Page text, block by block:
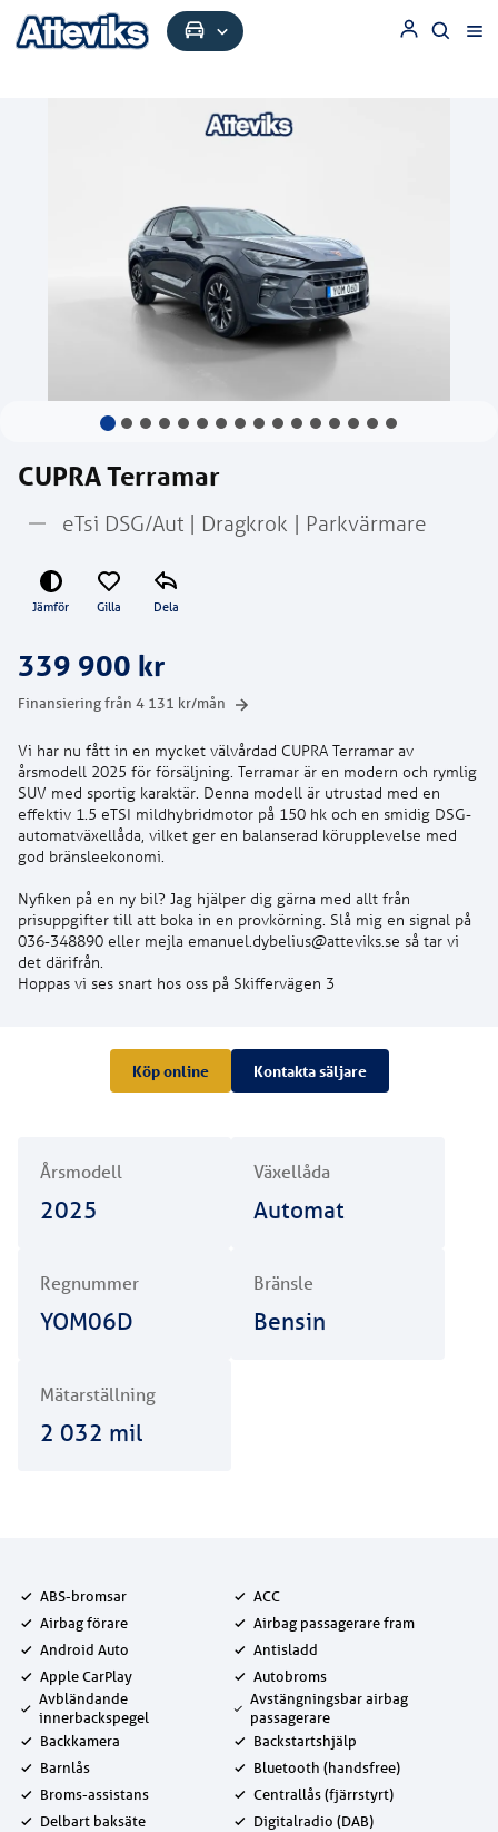
CUPRA Terramar
eTsi DSG/Aut | Dragkrok | Parkvärmare
Jämför Gilla Dela
339 900 kr
Finansiering från 4 131 kr/mån
Vi har nu fått in en mycket välvårdad CUPRA Terramar av
årsmodell 2025 för försäljning. Terramar är en modern och rymlig
SUV med sportig karaktär. Denna modell är utrustad med en
effektiv 1.5 eTSI mildhybridmotor på 150 hk och en smidig DSG-
automatväxellåda, vilket ger en balanserad körupplevelse med
god bränsleekonomi.
Nyfiken på en ny bil? Jag hjälper dig gärna med allt från
prisuppgifter till att boka in en provkörning. Slå mig en signal på
036-348890 eller mejla emanuel.dybelius@atteviks.se så tar vi
det därifrån.
Hoppas vi ses snart hos oss på Skiffervägen 3
Köp online Kontakta säljare
Årsmodell
2025
Växellåda
Automat
Regnummer
YOM06D
Bränsle
Bensin
Mätarställning
2 032 mil
ABS-bromsar
ACC
Airbag förare
Airbag passagerare fram
Android Auto
Antisladd
Apple CarPlay
Autobroms
Avbländande
innerbackspegel
Avstängningsbar airbag
passagerare
Backkamera
Backstartshjälp
Barnlås
Bluetooth (handsfree)
Broms-assistans
Centrallås (fjärrstyrt)
Delbart baksäte
Digitalradio (DAB)